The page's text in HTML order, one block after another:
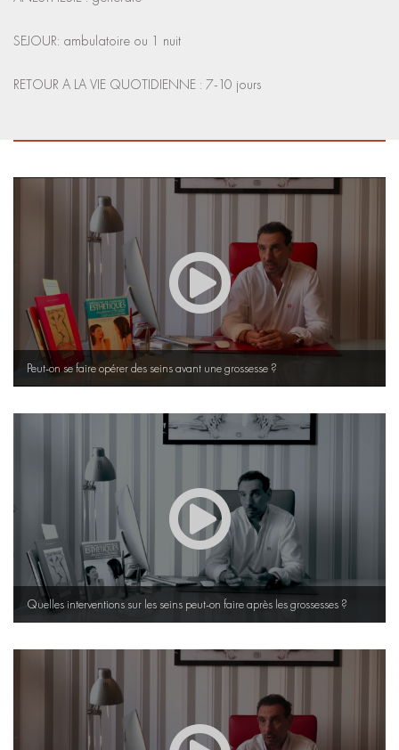
SEJOUR: ambulatoire ou 1 nuit
RETOUR A LA VIE QUOTIDIENNE : 7-10 jours
Peut-on se faire opérer des seins avant une grossesse ?
Quelles interventions sur les seins peut-on faire après les grossesses ?